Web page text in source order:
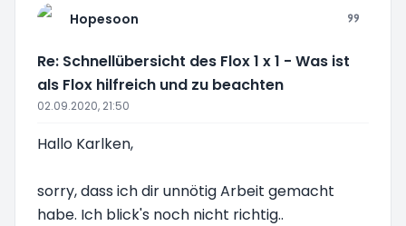
Hopesoon
Re: Schnellübersicht des Flox 1 x 1 - Was ist
als Flox hilfreich und zu beachten
02.09.2020, 21:50
Hallo Karlken,
sorry, dass ich dir unnötig Arbeit gemacht
habe. Ich blick's noch nicht richtig..